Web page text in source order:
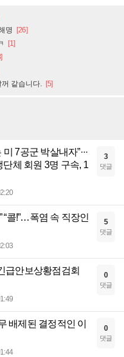
명 [26]
[1]
같습니다. [5]
7공군 박살내자”···
체 회원 3명 구속, 1
3
댓글
“콜!”…폭염 속 직장인
5
댓글
급안보상황점검회
0
댓글
배제된 결정적인 이
0
댓글